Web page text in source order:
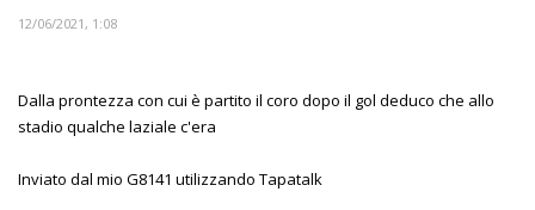
12/06/2021, 1:08
Dalla prontezza con cui è partito il coro dopo il gol deduco che allo
stadio qualche laziale c'era
Inviato dal mio G8141 utilizzando Tapatalk